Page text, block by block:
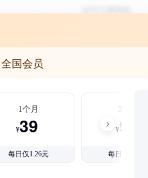
全国会员
1个月
¥39
每日仅1.26元
3个月
¥99
每日仅1.08元